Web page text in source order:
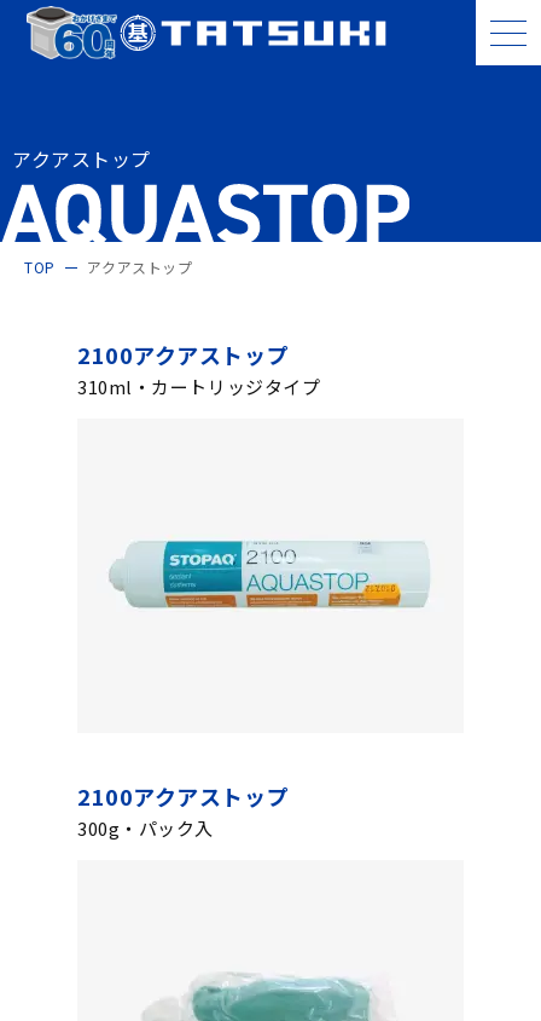
アクアストップ
TOP アクアストップ
2100アクアストップ
310ml・カートリッジタイプ
2100アクアストップ
300g・パック入